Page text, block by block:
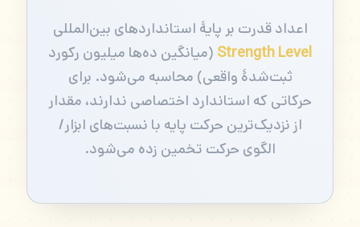
اعداد قدرت بر پایهٔ استانداردهای بین‌المللی
Strength Level (میانگین ده‌ها میلیون رکورد
ثبت‌شدهٔ واقعی) محاسبه می‌شود. برای
حرکاتی که استاندارد اختصاصی ندارند، مقدار
از نزدیک‌ترین حرکت پایه با نسبت‌های ابزار/
الگوی حرکت تخمین زده می‌شود.